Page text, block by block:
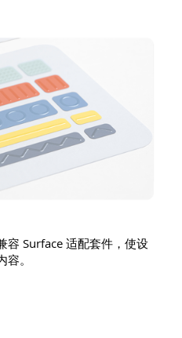
容 Surface 适配套件，使设
。